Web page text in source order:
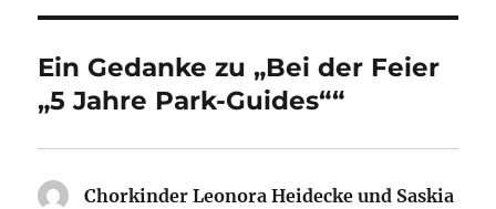
Ein Gedanke zu „Bei der Feier
„5 Jahre Park-Guides““
Chorkinder Leonora Heidecke und Saskia